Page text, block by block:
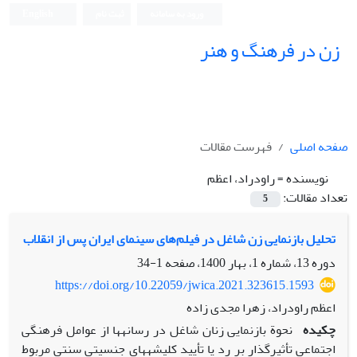
زن در فرهنگ و هنر
صفحه اصلی
فهرست مقالات
نویسنده =راودراد، اعظم
تعداد مقالات:
5
تحلیل بازنمایی زن شاغل در فیلم‌های سینمای ایران پس از انقلاب
دوره 13، شماره 1، بهار 1400، صفحه
1-34
https://doi.org/10.22059/jwica.2021.323615.1593
اعظم راودراد، زهرا مجدی زاده
چکیده نحوة بازنمایی زنان شاغل در رسانه‏ها‏ از عوامل فرهنگی
اجتماعی تأثیرگذار بر رد یا تأیید کلیشه‏های جنسیتی سنتی مربوط